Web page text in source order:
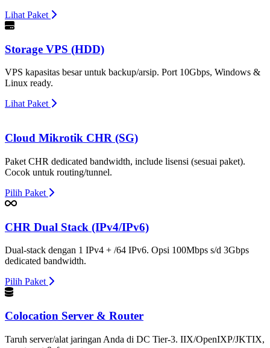
Lihat Paket
Storage VPS (HDD)
VPS kapasitas besar untuk backup/arsip. Port 10Gbps, Windows &
Linux ready.
Lihat Paket
Cloud Mikrotik CHR (SG)
Paket CHR dedicated bandwidth, include lisensi (sesuai paket).
Cocok untuk routing/tunnel.
Pilih Paket
CHR Dual Stack (IPv4/IPv6)
Dual-stack dengan 1 IPv4 + /64 IPv6. Opsi 100Mbps s/d 3Gbps
dedicated bandwidth.
Pilih Paket
Colocation Server & Router
Taruh server/alat jaringan Anda di DC Tier-3. IIX/OpenIXP/JKTIX,